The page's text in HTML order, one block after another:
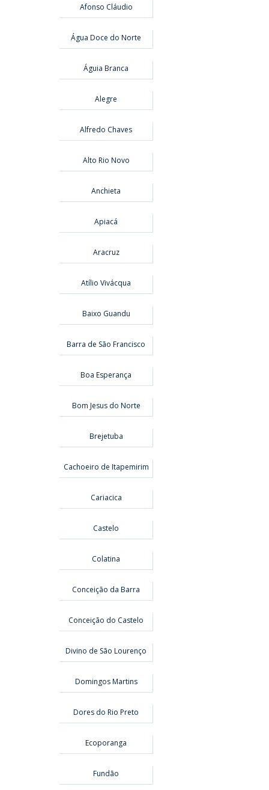
Afonso Cláudio
Água Doce do Norte
Águia Branca
Alegre
Alfredo Chaves
Alto Rio Novo
Anchieta
Apiacá
Aracruz
Atílio Vivácqua
Baixo Guandu
Barra de São Francisco
Boa Esperança
Bom Jesus do Norte
Brejetuba
Cachoeiro de Itapemirim
Cariacica
Castelo
Colatina
Conceição da Barra
Conceição do Castelo
Divino de São Lourenço
Domingos Martins
Dores do Rio Preto
Ecoporanga
Fundão